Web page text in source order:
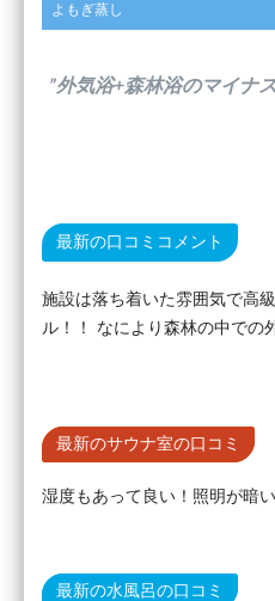
よもぎ蒸し
”外気浴+森林浴のマイナ
最新の口コミコメント
施設は落ち着いた雰囲気で高
ル！！ なにより森林の中での
最新のサウナ室の口コミ
湿度もあって良い！照明が暗
最新の水風呂の口コミ